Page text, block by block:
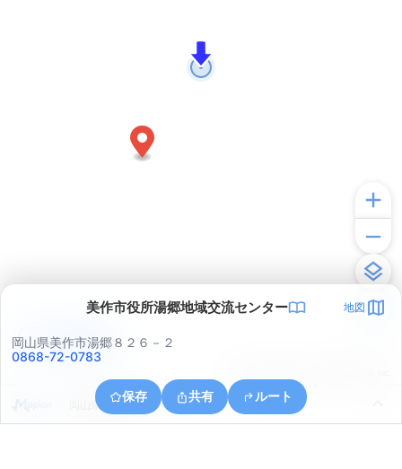
美作市役所湯郷地域交流センター 地図
岡山県美作市湯郷８２６－２
0868-72-0783
保存 共有 ルート
岡山県美作市入田
アプリで見る